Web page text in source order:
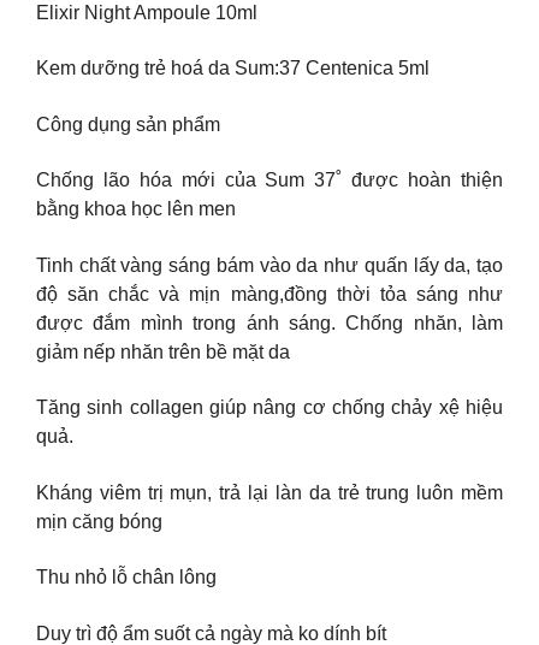
Elixir Night Ampoule 10ml
Kem dưỡng trẻ hoá da Sum:37 Centenica 5ml
Công dụng sản phẩm
Chống lão hóa mới của Sum 37˚ được hoàn thiện
bằng khoa học lên men
Tinh chất vàng sáng bám vào da như quấn lấy da, tạo
độ săn chắc và mịn màng,đồng thời tỏa sáng như
được đắm mình trong ánh sáng. Chống nhăn, làm
giảm nếp nhăn trên bề mặt da
Tăng sinh collagen giúp nâng cơ chống chảy xệ hiệu
quả.
Kháng viêm trị mụn, trả lại làn da trẻ trung luôn mềm
mịn căng bóng
Thu nhỏ lỗ chân lông
Duy trì độ ẩm suốt cả ngày mà ko dính bít